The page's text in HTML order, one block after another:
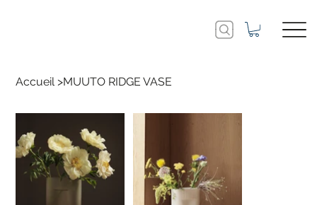
Accueil >MUUTO RIDGE VASE